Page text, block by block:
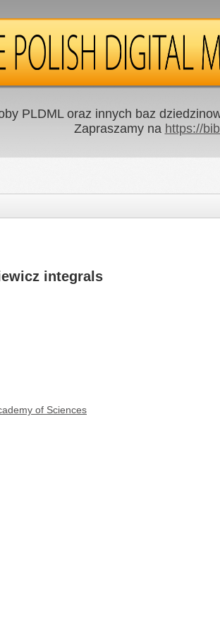
PLDML oraz innych baz
Zapraszamy na https://
integrals
of Sciences